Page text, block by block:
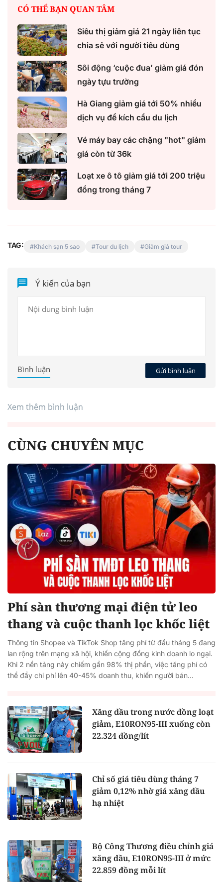
CÓ THỂ BẠN QUAN TÂM
Siêu thị giảm giá 21 ngày liên tục
chia sẻ với người tiêu dùng
Sôi động ‘cuộc đua’ giảm giá đón
ngày tựu trường
Hà Giang giảm giá tới 50% nhiều
dịch vụ để kích cầu du lịch
Vé máy bay các chặng "hot" giảm
giá còn từ 36k
Loạt xe ô tô giảm giá tới 200 triệu
đồng trong tháng 7
TAG: Khách sạn 5 sao Tour du lịch Giảm giá tour
Ý kiến của bạn
Gửi bình luận
Bình luận
Xem thêm bình luận
CÙNG CHUYÊN MỤC
Phí sàn thương mại điện tử leo
thang và cuộc thanh lọc khốc liệt
Thông tin Shopee và TikTok Shop tăng phí từ đầu tháng 5 đang
lan rộng trên mạng xã hội, khiến cộng đồng kinh doanh lo ngại.
Khi 2 nền tảng này chiếm gần 98% thị phần, việc tăng phí có
thể đẩy chi phí lên 40-45% doanh thu, khiến người bán...
Xăng dầu trong nước đồng loạt
giảm, E10RON95-III xuống còn
22.324 đồng/lít
Chỉ số giá tiêu dùng tháng 7
giảm 0,12% nhờ giá xăng dầu
hạ nhiệt
Bộ Công Thương điều chỉnh giá
xăng dầu, E10RON95-III ở mức
22.859 đồng mỗi lít